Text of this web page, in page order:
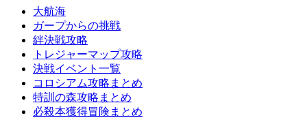
大航海
ガープからの挑戦
絆決戦攻略
トレジャーマップ攻略
決戦イベント一覧
コロシアム攻略まとめ
特訓の森攻略まとめ
必殺本獲得冒険まとめ